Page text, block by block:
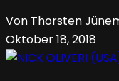
Von Thorsten
Oktober 18, 2018